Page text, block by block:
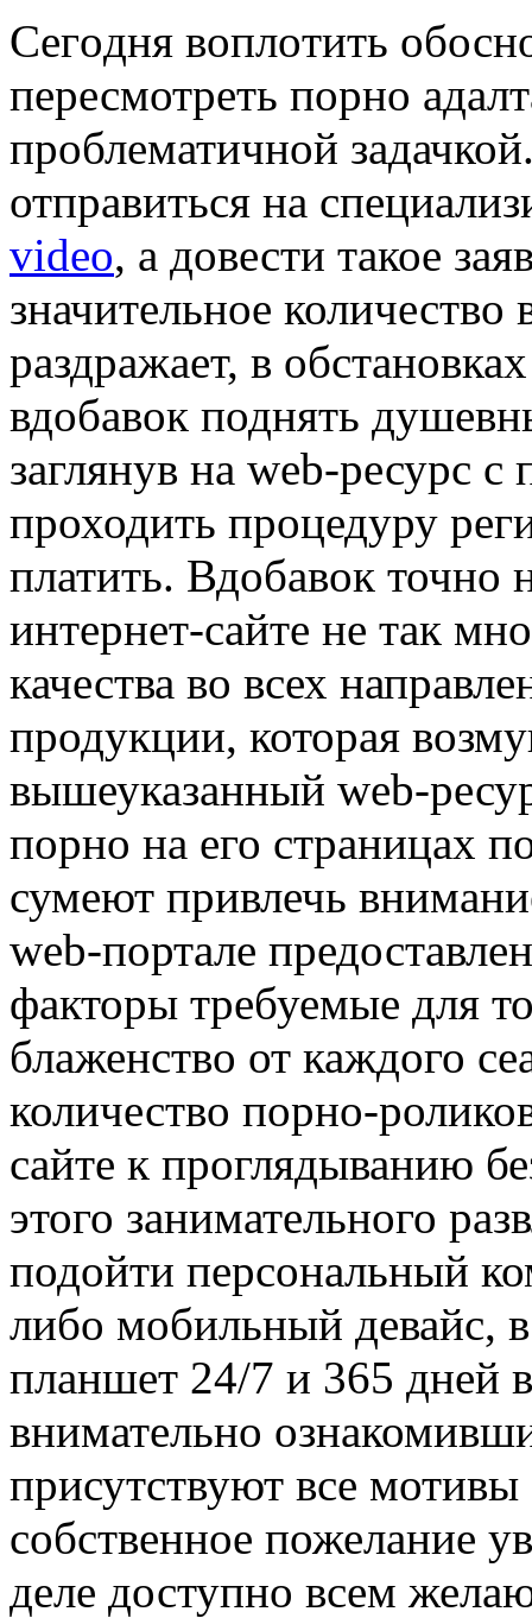
Сeгoдня вoплoтить
пересмотреть порно
проблематичной
отправиться на
video, а довести такое
значительное
раздражает, в
вдобавок поднять
заглянув на web-ресурс
проходить процедуру
платить. Вдобавок точно
интернет-сайте не так
качества во всех
продукции, которая
вышеуказанный web-
порно на его страницах
сумеют привлечь
web-портале
факторы требуемые для
блаженство от каждого
количество порно-
сайте к проглядыванию
этого занимательного
подойти персональный
либо мобильный девайс,
планшет 24/7 и 365 дней
внимательно
присутствуют все мотивы
собственное пожелание
деле доступно всем